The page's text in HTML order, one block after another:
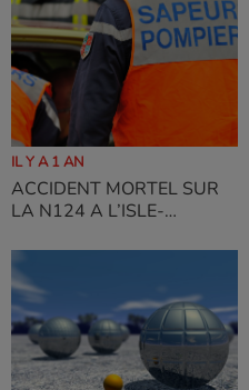
IL Y A 1 AN
ACCIDENT MORTEL SUR
LA N124 A L’ISLE-
DEPARTEMENT REAGIT